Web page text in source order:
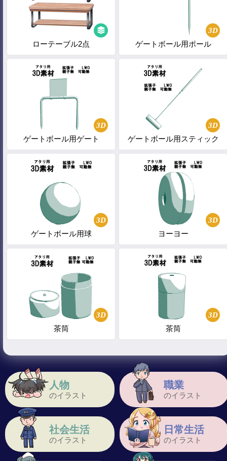
人物
のイラスト
職業
のイラスト
社会生活
のイラスト
日常生活
のイラスト
ローテーブル2点
3D
ゲートボール用ポール
3D
ゲートボール用ゲート
3D
ゲートボール用スティック
3D
ゲートボール用球
3D
ヨーヨー
3D
茶筒
3D
茶筒